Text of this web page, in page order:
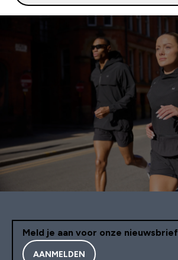
Meld je aan voor onze nieuwsbrief
AANMELDEN